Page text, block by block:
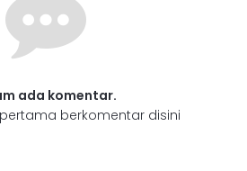
ada komentar.
berkomentar disini